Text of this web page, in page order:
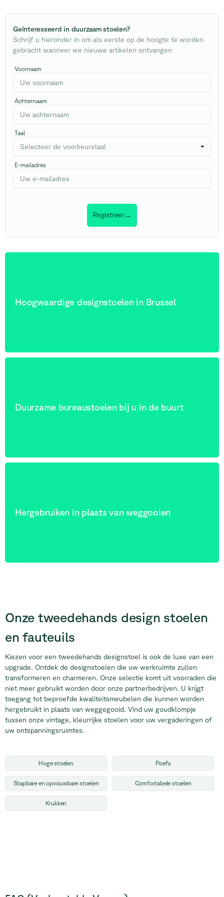
Geïnteresseerd in duurzaam stoelen?
Schrijf u hieronder in om als eerste op de hoogte te worden
gebracht wanneer we nieuwe artikelen ontvangen
Voornaam
Achternaam
Taal
Selecteer de voorkeurstaal
E-mailadres
Registreer→
Hoogwaardige designstoelen in Brussel
Duurzame bureaustoelen bij u in de buurt
Hergebruiken in plaats van weggooien
Onze tweedehands design stoelen
en fauteuils
Kiezen voor een tweedehands designstoel is ook de luxe van een
upgrade. Ontdek de designstoelen die uw werkruimte zullen
transformeren en charmeren. Onze selectie komt uit voorraden die
niet meer gebruikt worden door onze partnerbedrijven. U krijgt
toegang tot beproefde kwaliteitsmeubelen die kunnen worden
hergebruikt in plaats van weggegooid. Vind uw goudklompje
tussen onze vintage, kleurrijke stoelen voor uw vergaderingen of
uw ontspanningsruimtes.
Hoge stoelen Poefs
Stapbare en opvouwbare stoelen Comfortabele stoelen
Krukken